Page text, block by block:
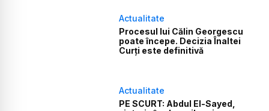
Actualitate
Procesul lui Călin Georgescu
poate începe. Decizia Înaltei
Curți este definitivă
Actualitate
PE SCURT: Abdul El-Sayed,